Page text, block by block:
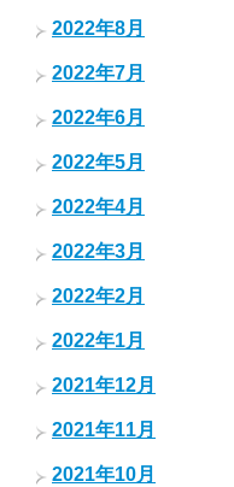
2022年8月
2022年7月
2022年6月
2022年5月
2022年4月
2022年3月
2022年2月
2022年1月
2021年12月
2021年11月
2021年10月